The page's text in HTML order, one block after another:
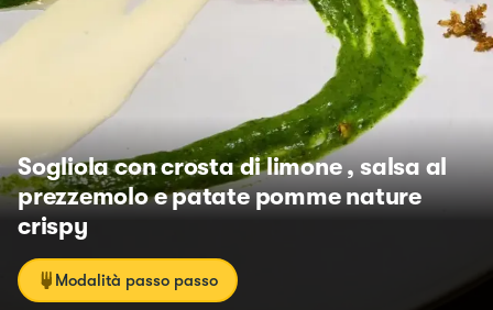
Sogliola con crosta di limone , salsa al
prezzemolo e patate pomme nature
crispy
Modalità passo passo